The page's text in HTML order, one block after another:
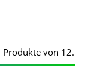
Produkte von 12.